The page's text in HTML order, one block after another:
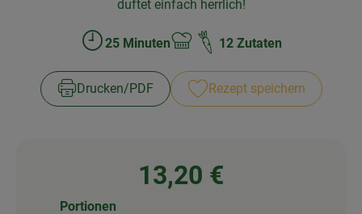
duftet einfach herrlich!
Zubreitungszeit:
25 Minuten
Schwierigkeit:
12 Zutaten
Drucken​/​PDF Rezept speichern
13,20 €
Portionen